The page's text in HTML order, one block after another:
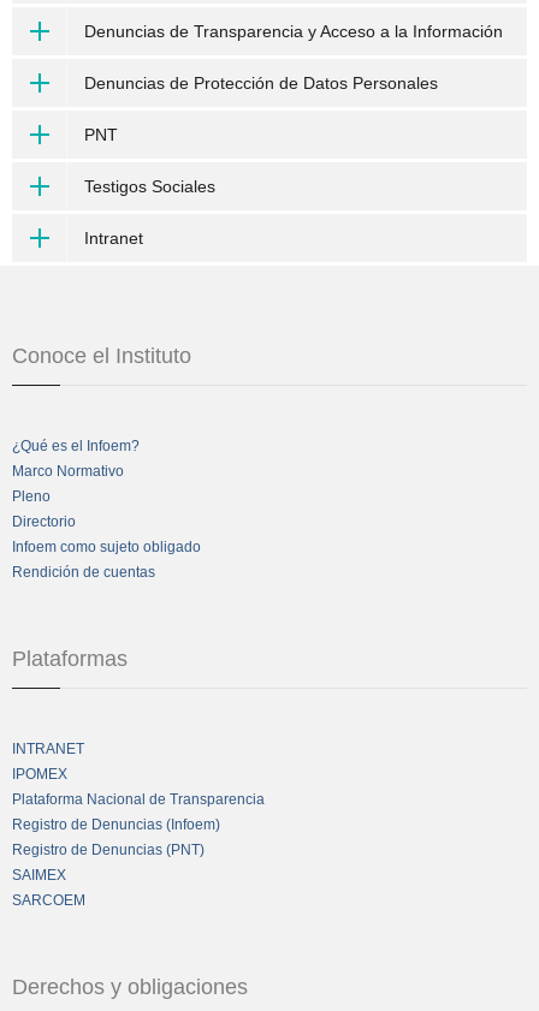
Denuncias de Transparencia y Acceso a la Información
Denuncias de Protección de Datos Personales
PNT
Testigos Sociales
Intranet
Conoce el Instituto
¿Qué es el Infoem?
Marco Normativo
Pleno
Directorio
Infoem como sujeto obligado
Rendición de cuentas
Plataformas
INTRANET
IPOMEX
Plataforma Nacional de Transparencia
Registro de Denuncias (Infoem)
Registro de Denuncias (PNT)
SAIMEX
SARCOEM
Derechos y obligaciones